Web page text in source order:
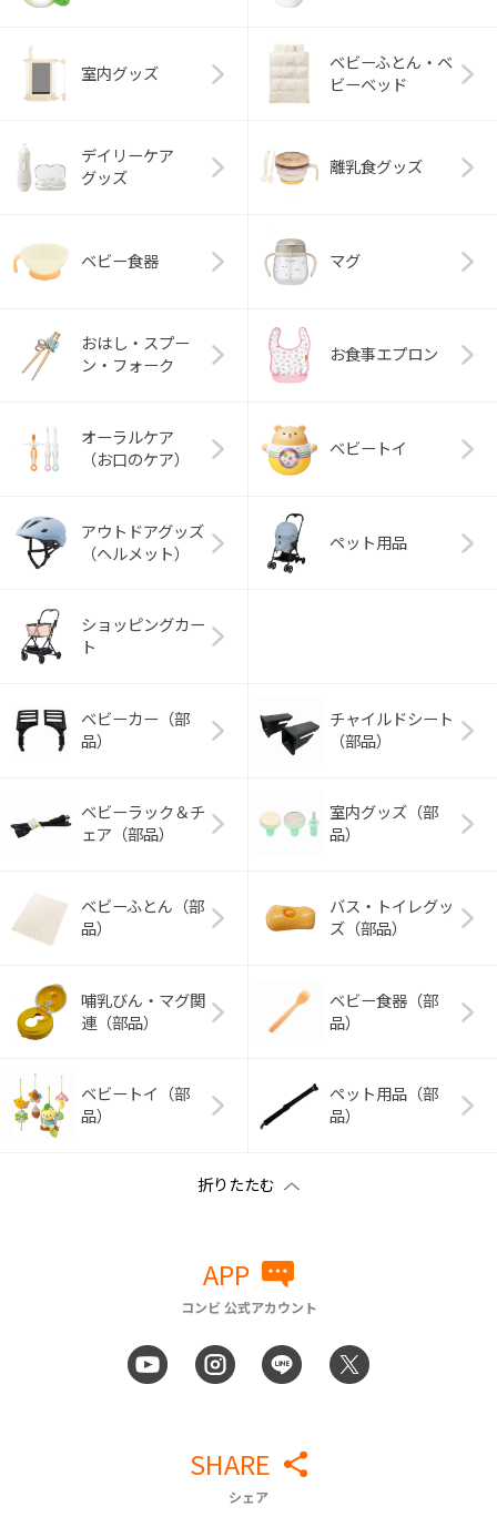
室内グッズ
ベビーふとん・ベ
ビーベッド
デイリーケア
グッズ
離乳食グッズ
ベビー食器 マグ
おはし・スプー
ン・フォーク
お食事エプロン
オーラルケア
（お口のケア）
ベビートイ
アウトドアグッズ
（ヘルメット）
ペット用品
ショッピングカー
ト
ベビーカー（部
品）
チャイルドシート
（部品）
ベビーラック＆チ
ェア（部品）
室内グッズ（部
品）
ベビーふとん（部
品）
バス・トイレグッ
ズ（部品）
哺乳びん・マグ関
連（部品）
ベビー食器（部
品）
ベビートイ（部
品）
ペット用品（部
品）
APP
コンビ 公式アカウント
SHARE
シェア